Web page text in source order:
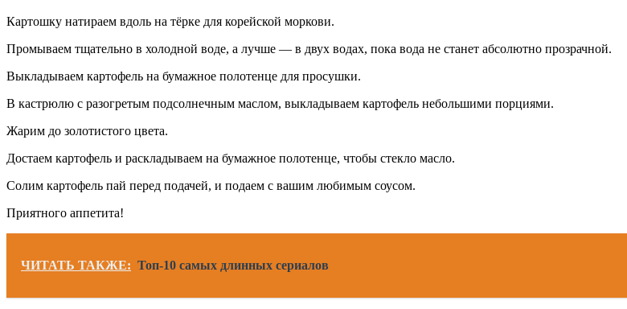
Картошку натираем вдоль на тёрке для корейской моркови.
Промываем тщательно в холодной воде, а лучше — в двух водах, пока вода не станет абсолютно прозрачной.
Выкладываем картофель на бумажное полотенце для просушки.
В кастрюлю с разогретым подсолнечным маслом, выкладываем картофель небольшими порциями.
Жарим до золотистого цвета.
Достаем картофель и раскладываем на бумажное полотенце, чтобы стекло масло.
Солим картофель пай перед подачей, и подаем с вашим любимым соусом.
Приятного аппетита!
ЧИТАТЬ ТАКЖЕ: Топ-10 самых длинных сериалов